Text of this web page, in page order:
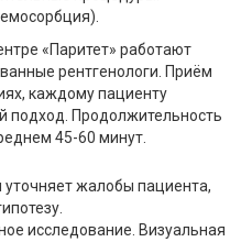
«Паритет» работают
рентгенологи. Приём
каждому пациенту
подход. Продолжительность
45-60 минут.
жалобы пациента,
исследование. Визуальная